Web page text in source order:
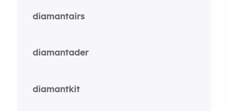
diamantairs
diamantader
diamantkit